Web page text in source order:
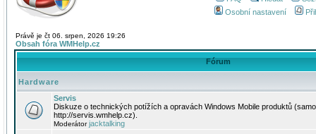
Osobní nastavení
Právě je čt 06. srpen, 2026 19:26
Obsah fóra WMHelp.cz
Fórum
Hardware
Servis
Diskuze o technických potížích a opravách Windows Mobile produktů
http://servis.wmhelp.cz).
Moderátorjacktalking